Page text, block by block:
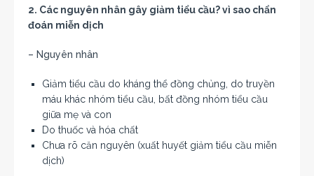
2. Các nguyên nhân gây giảm tiểu cầu? vì sao chẩn
đoán miễn dịch
– Nguyên nhân
Giảm tiểu cầu do kháng thể đồng chủng, do truyền
máu khác nhóm tiểu cầu, bất đồng nhóm tiểu cầu
giữa mẹ và con
Do thuốc và hóa chất
Chưa rõ căn nguyên (xuất huyết giảm tiểu cầu miễn
dịch)